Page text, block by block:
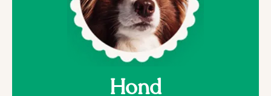
Hond